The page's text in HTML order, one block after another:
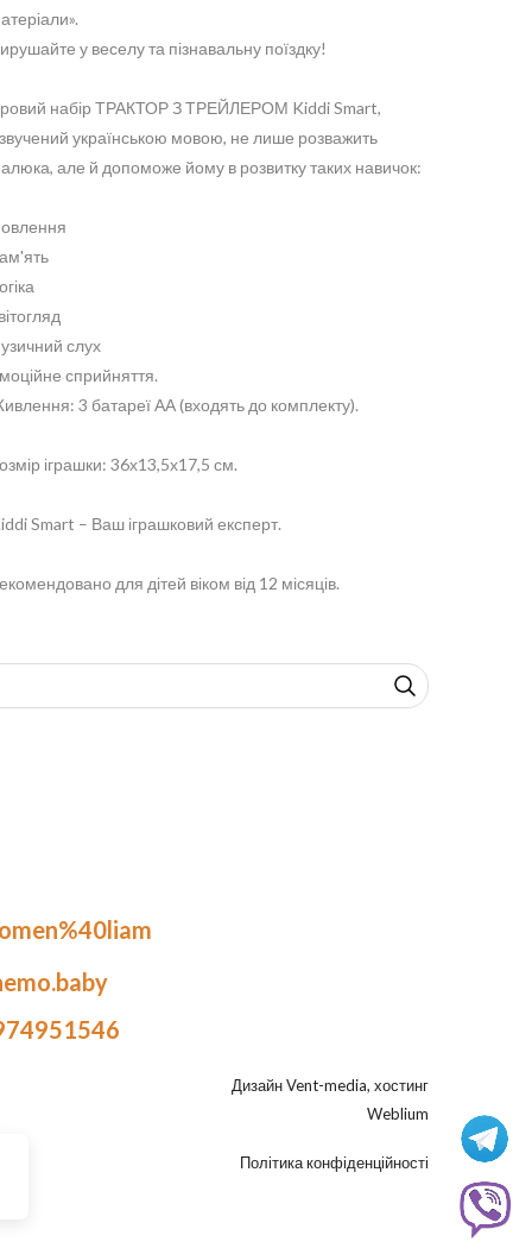
у веселу та пізнавальну поїздку!
набір ТРАКТОР З ТРЕЙЛЕРОМ Kiddi Smart,
українською мовою, не лише розважить
але й допоможе йому в розвитку таких навичок:
слух
сприйняття.
3 батареї АА (входять до комплекту).
іграшки: 36х13,5х17,5 см.
Smart – Ваш іграшковий експерт.
для дітей віком від 12 місяців.
ДизайнVent-media, хостинг
Weblium
Політика конфіденційності